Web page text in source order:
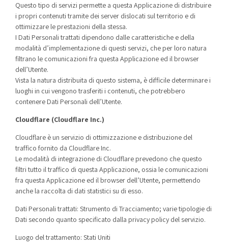
Questo tipo di servizi permette a questa Applicazione di distribuire
i propri contenuti tramite dei server dislocati sul territorio e di
ottimizzare le prestazioni della stessa.
I Dati Personali trattati dipendono dalle caratteristiche e della
modalità d’implementazione di questi servizi, che per loro natura
filtrano le comunicazioni fra questa Applicazione ed il browser
dell’Utente.
Vista la natura distribuita di questo sistema, è difficile determinare i
luoghi in cui vengono trasferiti i contenuti, che potrebbero
contenere Dati Personali dell’Utente.
Cloudflare (Cloudflare Inc.)
Cloudflare è un servizio di ottimizzazione e distribuzione del
traffico fornito da Cloudflare Inc.
Le modalità di integrazione di Cloudflare prevedono che questo
filtri tutto il traffico di questa Applicazione, ossia le comunicazioni
fra questa Applicazione ed il browser dell’Utente, permettendo
anche la raccolta di dati statistici su di esso.
Dati Personali trattati: Strumento di Tracciamento; varie tipologie di
Dati secondo quanto specificato dalla privacy policy del servizio.
Luogo del trattamento: Stati Uniti